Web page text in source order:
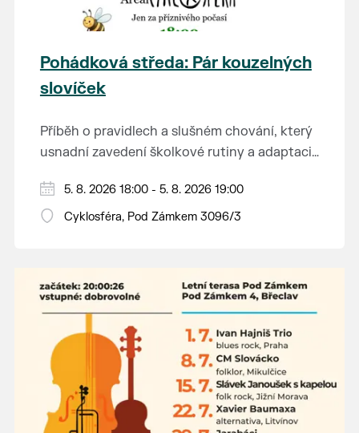
Pohádková středa: Pár kouzelných
slovíček
Příběh o pravidlech a slušném chování, který
usnadní zavedení školkové rutiny a adaptaci
Hraje se jen za příznivého počasí.
Vstupné dobrovolné.
5. 8. 2026 18:00 - 5. 8. 2026 19:00
Cyklosféra, Pod Zámkem 3096/3